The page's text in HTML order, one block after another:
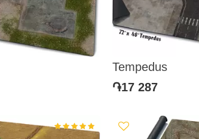
Tempedus
֏17 287